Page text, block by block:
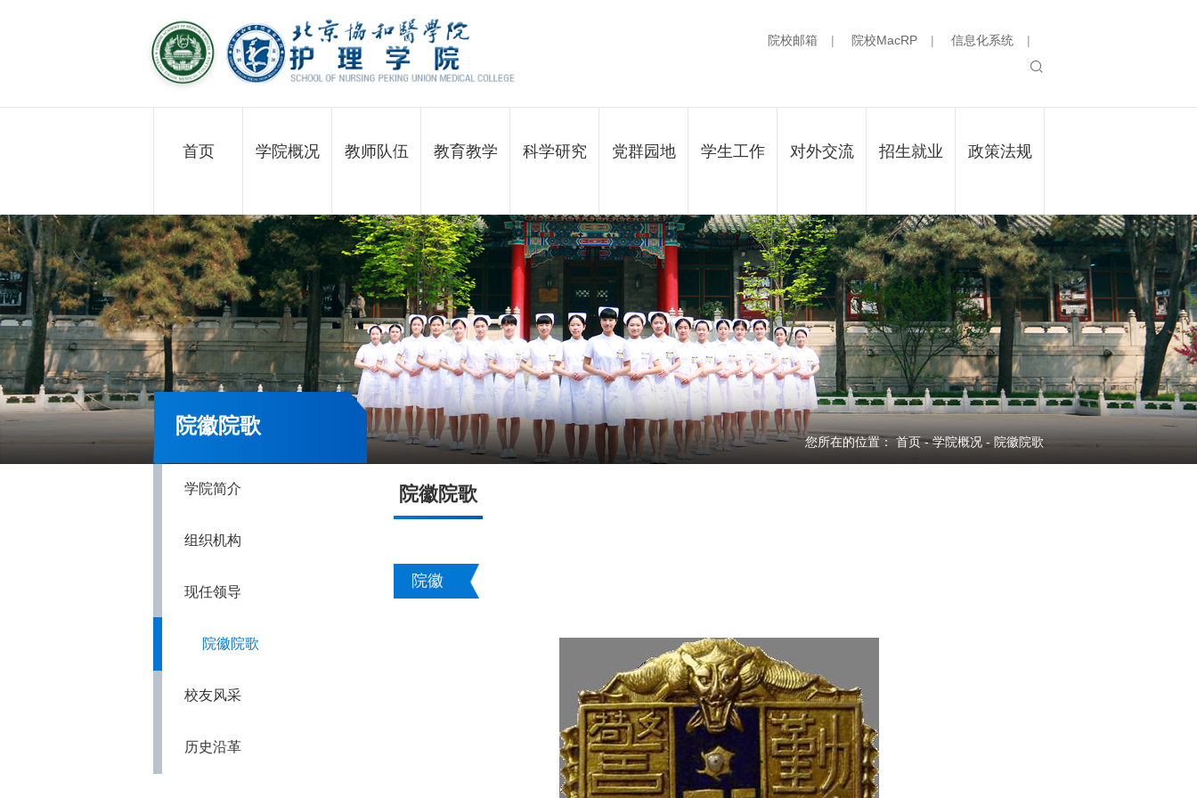
院校邮箱 | 院校MacRP | 信息化系统 |
首页 学院概况 教师队伍 教育教学 科学研究 党群园地 学生工作 对外交流 招生就业 政策法规
院徽院歌
您所在的位置：首页-学院概况- 院徽院歌
学院简介
组织机构
现任领导
院徽院歌
校友风采
历史沿革
院徽院歌
院徽